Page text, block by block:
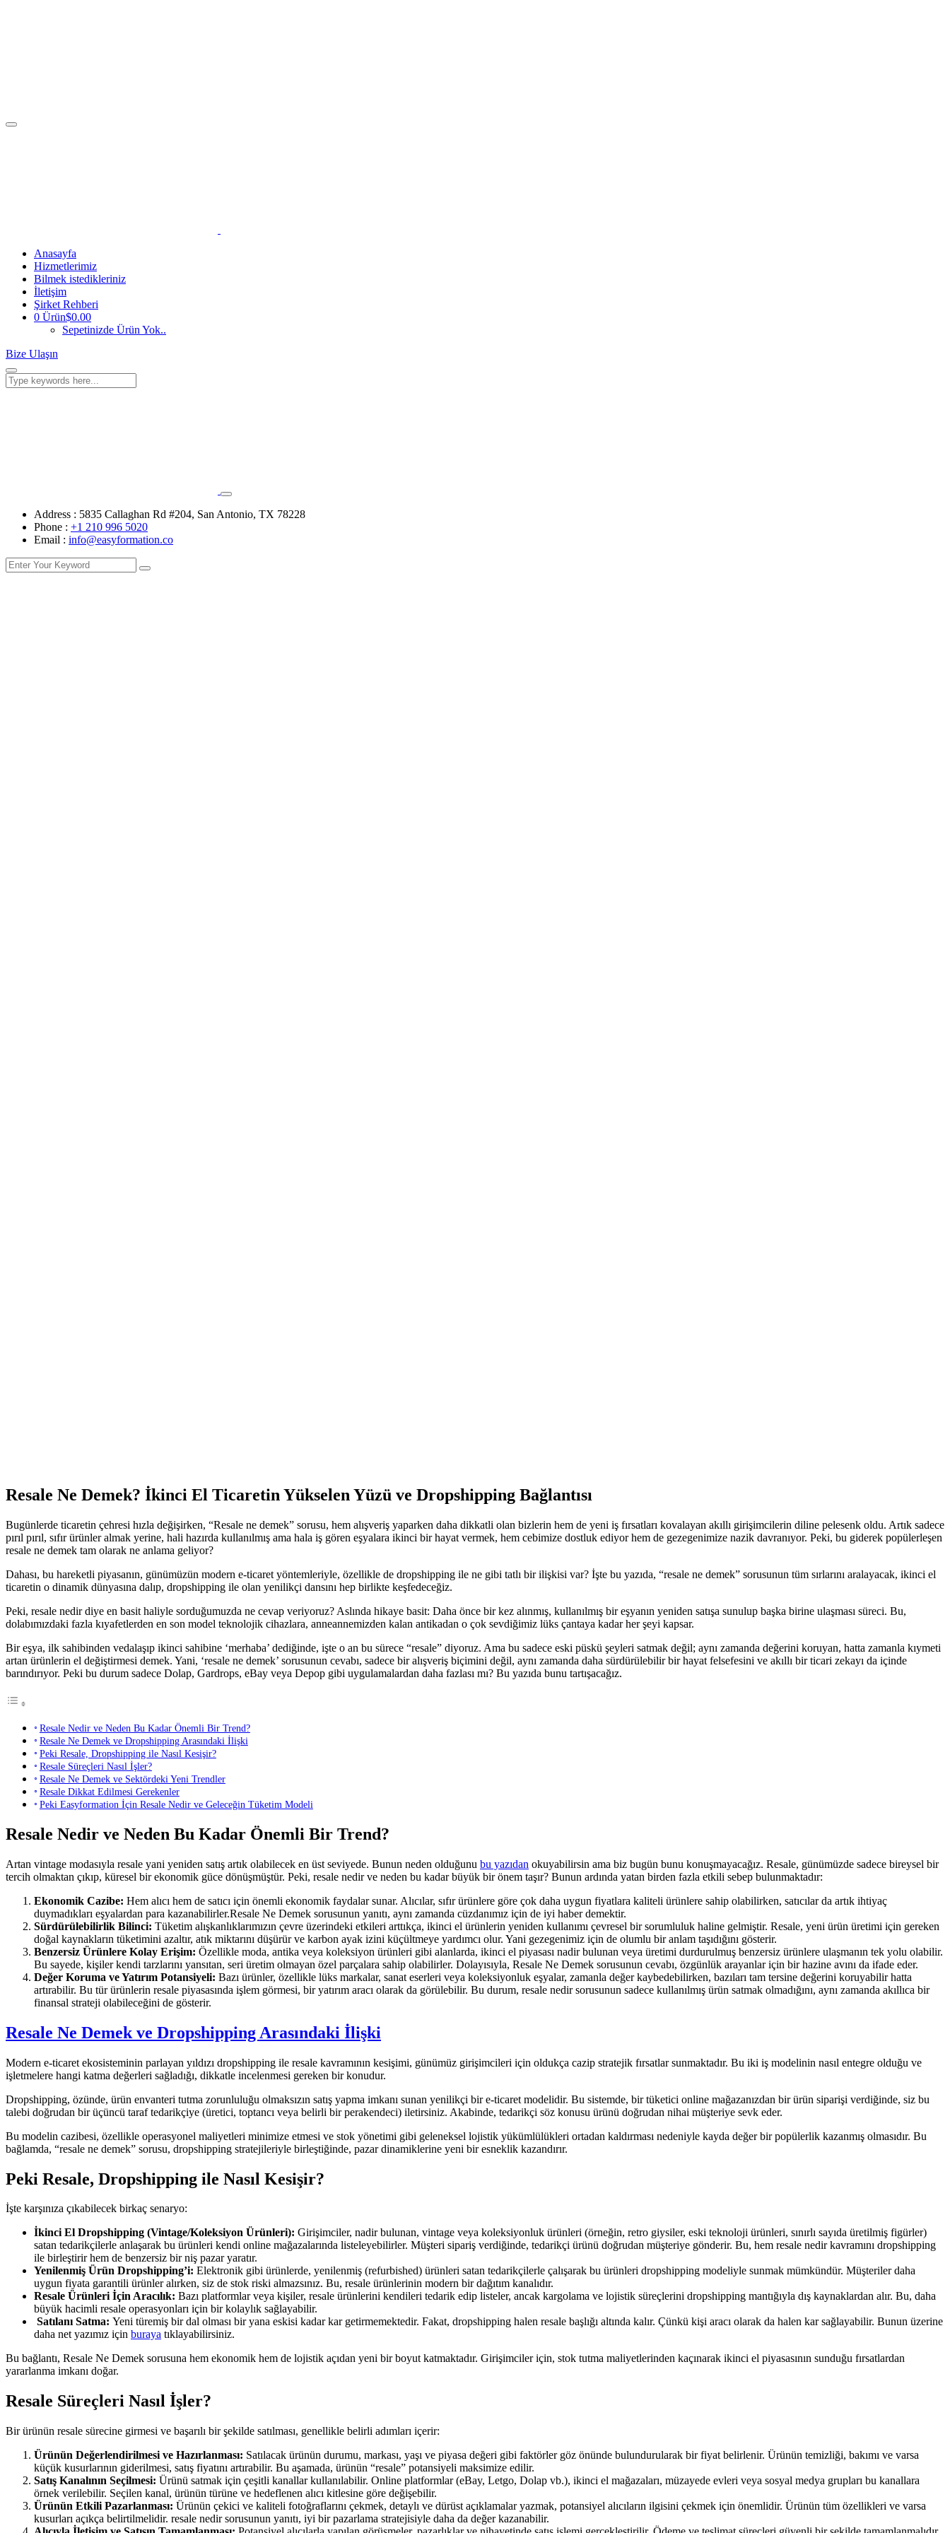
Anasayfa
Hizmetlerimiz
Bilmek istedikleriniz
İletişim
Şirket Rehberi
0 Ürün$0.00
Sepetinizde Ürün Yok..
Bize Ulaşın
Address : 5835 Callaghan Rd #204, San Antonio, TX 78228
Phone : +1 210 996 5020
Email : info@easyformation.co
Resale Ne Demek? İkinci El Ticaretin Yükselen Yüzü ve Dropshipping Bağlantısı
Bugünlerde ticaretin çehresi hızla değişirken, “Resale ne demek” sorusu, hem alışveriş yaparken daha dikkatli olan bizlerin hem de yeni iş fırsatları kovalayan akıllı girişimcilerin diline pelesenk oldu. Artık sadece
pırıl pırıl, sıfır ürünler almak yerine, hali hazırda kullanılmış ama hala iş gören eşyalara ikinci bir hayat vermek, hem cebimize dostluk ediyor hem de gezegenimize nazik davranıyor. Peki, bu giderek popülerleşen
resale ne demek tam olarak ne anlama geliyor?
Dahası, bu hareketli piyasanın, günümüzün modern e-ticaret yöntemleriyle, özellikle de dropshipping ile ne gibi tatlı bir ilişkisi var? İşte bu yazıda, “resale ne demek” sorusunun tüm sırlarını aralayacak, ikinci el
ticaretin o dinamik dünyasına dalıp, dropshipping ile olan yenilikçi dansını hep birlikte keşfedeceğiz.
Peki, resale nedir diye en basit haliyle sorduğumuzda ne cevap veriyoruz? Aslında hikaye basit: Daha önce bir kez alınmış, kullanılmış bir eşyanın yeniden satışa sunulup başka birine ulaşması süreci. Bu,
dolabımızdaki fazla kıyafetlerden en son model teknolojik cihazlara, anneannemizden kalan antikadan o çok sevdiğimiz lüks çantaya kadar her şeyi kapsar.
Bir eşya, ilk sahibinden vedalaşıp ikinci sahibine ‘merhaba’ dediğinde, işte o an bu sürece “resale” diyoruz. Ama bu sadece eski püskü şeyleri satmak değil; aynı zamanda değerini koruyan, hatta zamanla kıymeti
artan ürünlerin el değiştirmesi demek. Yani, ‘resale ne demek’ sorusunun cevabı, sadece bir alışveriş biçimini değil, aynı zamanda daha sürdürülebilir bir hayat felsefesini ve akıllı bir ticari zekayı da içinde
barındırıyor. Peki bu durum sadece Dolap, Gardrops, eBay veya Depop gibi uygulamalardan daha fazlası mı? Bu yazıda bunu tartışacağız.
Resale Nedir ve Neden Bu Kadar Önemli Bir Trend?
Resale Ne Demek ve Dropshipping Arasındaki İlişki
Peki Resale, Dropshipping ile Nasıl Kesişir?
Resale Süreçleri Nasıl İşler?
Resale Ne Demek ve Sektördeki Yeni Trendler
Resale Dikkat Edilmesi Gerekenler
Peki Easyformation İçin Resale Nedir ve Geleceğin Tüketim Modeli
Resale Nedir ve Neden Bu Kadar Önemli Bir Trend?
Artan vintage modasıyla resale yani yeniden satış artık olabilecek en üst seviyede. Bunun neden olduğunu bu yazıdan okuyabilirsin ama biz bugün bunu konuşmayacağız. Resale, günümüzde sadece bireysel bir
tercih olmaktan çıkıp, küresel bir ekonomik güce dönüşmüştür. Peki, resale nedir ve neden bu kadar büyük bir önem taşır? Bunun ardında yatan birden fazla etkili sebep bulunmaktadır:
Ekonomik Cazibe: Hem alıcı hem de satıcı için önemli ekonomik faydalar sunar. Alıcılar, sıfır ürünlere göre çok daha uygun fiyatlara kaliteli ürünlere sahip olabilirken, satıcılar da artık ihtiyaç
duymadıkları eşyalardan para kazanabilirler.Resale Ne Demek sorusunun yanıtı, aynı zamanda cüzdanımız için de iyi haber demektir.
Sürdürülebilirlik Bilinci: Tüketim alışkanlıklarımızın çevre üzerindeki etkileri arttıkça, ikinci el ürünlerin yeniden kullanımı çevresel bir sorumluluk haline gelmiştir. Resale, yeni ürün üretimi için gereken
doğal kaynakların tüketimini azaltır, atık miktarını düşürür ve karbon ayak izini küçültmeye yardımcı olur. Yani gezegenimiz için de olumlu bir anlam taşıdığını gösterir.
Benzersiz Ürünlere Kolay Erişim: Özellikle moda, antika veya koleksiyon ürünleri gibi alanlarda, ikinci el piyasası nadir bulunan veya üretimi durdurulmuş benzersiz ürünlere ulaşmanın tek yolu olabilir.
Bu sayede, kişiler kendi tarzlarını yansıtan, seri üretim olmayan özel parçalara sahip olabilirler. Dolayısıyla, Resale Ne Demek sorusunun cevabı, özgünlük arayanlar için bir hazine avını da ifade eder.
Değer Koruma ve Yatırım Potansiyeli: Bazı ürünler, özellikle lüks markalar, sanat eserleri veya koleksiyonluk eşyalar, zamanla değer kaybedebilirken, bazıları tam tersine değerini koruyabilir hatta
artırabilir. Bu tür ürünlerin resale piyasasında işlem görmesi, bir yatırım aracı olarak da görülebilir. Bu durum, resale nedir sorusunun sadece kullanılmış ürün satmak olmadığını, aynı zamanda akıllıca bir
finansal strateji olabileceğini de gösterir.
Resale Ne Demek ve Dropshipping Arasındaki İlişki
Modern e-ticaret ekosisteminin parlayan yıldızı dropshipping ile resale kavramının kesişimi, günümüz girişimcileri için oldukça cazip stratejik fırsatlar sunmaktadır. Bu iki iş modelinin nasıl entegre olduğu ve
işletmelere hangi katma değerleri sağladığı, dikkatle incelenmesi gereken bir konudur.
Dropshipping, özünde, ürün envanteri tutma zorunluluğu olmaksızın satış yapma imkanı sunan yenilikçi bir e-ticaret modelidir. Bu sistemde, bir tüketici online mağazanızdan bir ürün siparişi verdiğinde, siz bu
talebi doğrudan bir üçüncü taraf tedarikçiye (üretici, toptancı veya belirli bir perakendeci) iletirsiniz. Akabinde, tedarikçi söz konusu ürünü doğrudan nihai müşteriye sevk eder.
Bu modelin cazibesi, özellikle operasyonel maliyetleri minimize etmesi ve stok yönetimi gibi geleneksel lojistik yükümlülükleri ortadan kaldırması nedeniyle kayda değer bir popülerlik kazanmış olmasıdır. Bu
bağlamda, “resale ne demek” sorusu, dropshipping stratejileriyle birleştiğinde, pazar dinamiklerine yeni bir esneklik kazandırır.
Peki Resale, Dropshipping ile Nasıl Kesişir?
İşte karşınıza çıkabilecek birkaç senaryo:
İkinci El Dropshipping (Vintage/Koleksiyon Ürünleri): Girişimciler, nadir bulunan, vintage veya koleksiyonluk ürünleri (örneğin, retro giysiler, eski teknoloji ürünleri, sınırlı sayıda üretilmiş figürler)
satan tedarikçilerle anlaşarak bu ürünleri kendi online mağazalarında listeleyebilirler. Müşteri sipariş verdiğinde, tedarikçi ürünü doğrudan müşteriye gönderir. Bu, hem resale nedir kavramını dropshipping
ile birleştirir hem de benzersiz bir niş pazar yaratır.
Yenilenmiş Ürün Dropshipping’i: Elektronik gibi ürünlerde, yenilenmiş (refurbished) ürünleri satan tedarikçilerle çalışarak bu ürünleri dropshipping modeliyle sunmak mümkündür. Müşteriler daha
uygun fiyata garantili ürünler alırken, siz de stok riski almazsınız. Bu, resale ürünlerinin modern bir dağıtım kanalıdır.
Resale Ürünleri İçin Aracılık: Bazı platformlar veya kişiler, resale ürünlerini kendileri tedarik edip listeler, ancak kargolama ve lojistik süreçlerini dropshipping mantığıyla dış kaynaklardan alır. Bu, daha
büyük hacimli resale operasyonları için bir kolaylık sağlayabilir.
Satılanı Satma: Yeni türemiş bir dal olması bir yana eskisi kadar kar getirmemektedir. Fakat, dropshipping halen resale başlığı altında kalır. Çünkü kişi aracı olarak da halen kar sağlayabilir. Bunun üzerine
daha net yazımız için buraya tıklayabilirsiniz.
Bu bağlantı, Resale Ne Demek sorusuna hem ekonomik hem de lojistik açıdan yeni bir boyut katmaktadır. Girişimciler için, stok tutma maliyetlerinden kaçınarak ikinci el piyasasının sunduğu fırsatlardan
yararlanma imkanı doğar.
Resale Süreçleri Nasıl İşler?
Bir ürünün resale sürecine girmesi ve başarılı bir şekilde satılması, genellikle belirli adımları içerir:
Ürünün Değerlendirilmesi ve Hazırlanması: Satılacak ürünün durumu, markası, yaşı ve piyasa değeri gibi faktörler göz önünde bulundurularak bir fiyat belirlenir. Ürünün temizliği, bakımı ve varsa
küçük kusurlarının giderilmesi, satış fiyatını artırabilir. Bu aşamada, ürünün “resale” potansiyeli maksimize edilir.
Satış Kanalının Seçilmesi: Ürünü satmak için çeşitli kanallar kullanılabilir. Online platformlar (eBay, Letgo, Dolap vb.), ikinci el mağazaları, müzayede evleri veya sosyal medya grupları bu kanallara
örnek verilebilir. Seçilen kanal, ürünün türüne ve hedeflenen alıcı kitlesine göre değişebilir.
Ürünün Etkili Pazarlanması: Ürünün çekici ve kaliteli fotoğraflarını çekmek, detaylı ve dürüst açıklamalar yazmak, potansiyel alıcıların ilgisini çekmek için önemlidir. Ürünün tüm özellikleri ve varsa
kusurları açıkça belirtilmelidir. resale nedir sorusunun yanıtı, iyi bir pazarlama stratejisiyle daha da değer kazanabilir.